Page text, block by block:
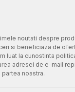
noutati despre
si beneficiaza de
luat la cunostinta
adresei de e-mail
noastra.